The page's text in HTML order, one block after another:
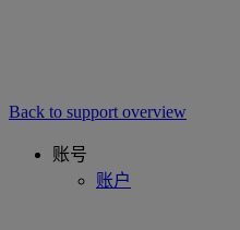
Back to support overview
账号
账户